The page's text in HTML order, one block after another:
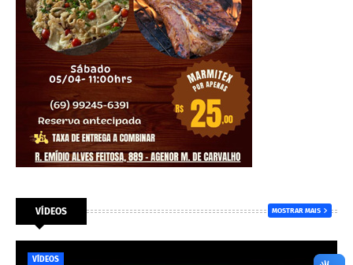
VÍDEOS MOSTRAR MAIS
VÍDEOS